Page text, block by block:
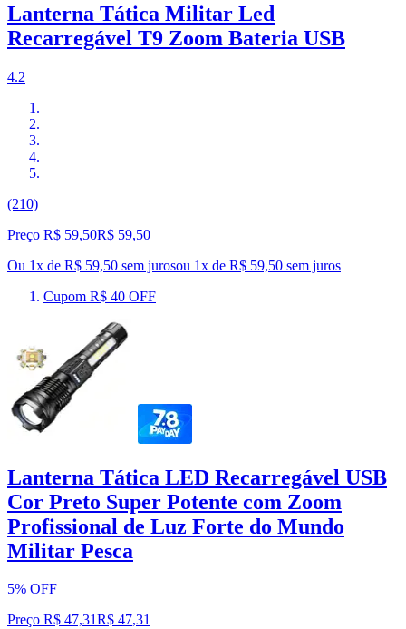
Lanterna Tática Militar Led
Recarregável T9 Zoom Bateria USB
4.2
(210)
Preço R$ 59,50R$ 59,50
Ou 1x de R$ 59,50 sem jurosou 1x de R$ 59,50 sem juros
Cupom R$ 40 OFF
Lanterna Tática LED Recarregável USB
Cor Preto Super Potente com Zoom
Profissional de Luz Forte do Mundo
Militar Pesca
5% OFF
Preço R$ 47,31R$ 47,31